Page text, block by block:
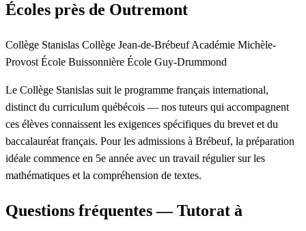
Écoles près de Outremont
Collège Stanislas Collège Jean-de-BrébeufAcadémie Michèle-
Provost École Buissonnière École Guy-Drummond
Le Collège Stanislas suit le programme français international,
distinct du curriculum québécois — nos tuteurs qui accompagnent
ces élèves connaissent les exigences spécifiques du brevet et du
baccalauréat français. Pour les admissions à Brébeuf, la préparation
idéale commence en 5e année avec un travail régulier sur les
mathématiques et la compréhension de textes.
Questions fréquentes — Tutorat à